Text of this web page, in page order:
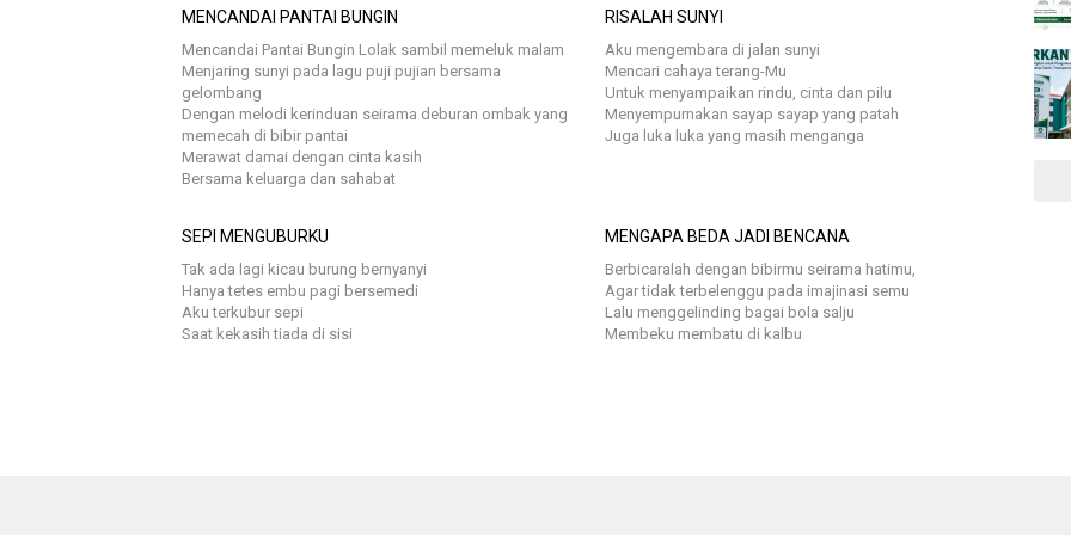
MENCANDAI PANTAI BUNGIN
Mencandai Pantai Bungin Lolak sambil memeluk malam
Menjaring sunyi pada lagu puji pujian bersama
gelombang
Dengan melodi kerinduan seirama deburan ombak yang
memecah di bibir pantai
Merawat damai dengan cinta kasih
Bersama keluarga dan sahabat
RISALAH SUNYI
Aku mengembara di jalan sunyi
Mencari cahaya terang-Mu
Untuk menyampaikan rindu, cinta dan pilu
Menyempurnakan sayap sayap yang patah
Juga luka luka yang masih menganga
SEPI MENGUBURKU
Tak ada lagi kicau burung bernyanyi
Hanya tetes embu pagi bersemedi
Aku terkubur sepi
Saat kekasih tiada di sisi
MENGAPA BEDA JADI BENCANA
Berbicaralah dengan bibirmu seirama hatimu,
Agar tidak terbelenggu pada imajinasi semu
Lalu menggelinding bagai bola salju
Membeku membatu di kalbu